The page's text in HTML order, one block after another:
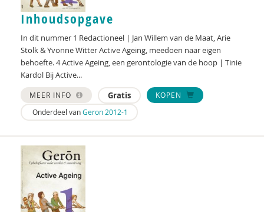
Sietske Dijkstra
Lia van Doorn
Jesse Dusseljee
Laura Eckhardt
Radboud Engbersen
Radboud Engbersen
Jel Engelen
Carolien Felëus
Alfons Fermin
Inhoudsopgave
In dit nummer 1 Redactioneel | Jan Willem van de Maat, Arie
Stolk & Yvonne Witter Active Ageing, meedoen naar eigen
behoefte. 4 Active Ageing, een gerontologie van de hoop | Tinie
Kardol Bij Active...
MEER INFO Gratis
KOPEN
Onderdeel vanGeron 2012-1